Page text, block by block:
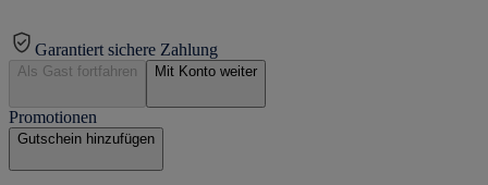
Garantiert sichere Zahlung
Als Gast fortfahren Mit Konto weiter
Promotionen
Gutschein hinzufügen